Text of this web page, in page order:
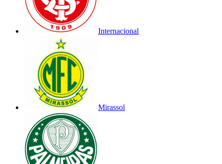
Internacional
Mirassol